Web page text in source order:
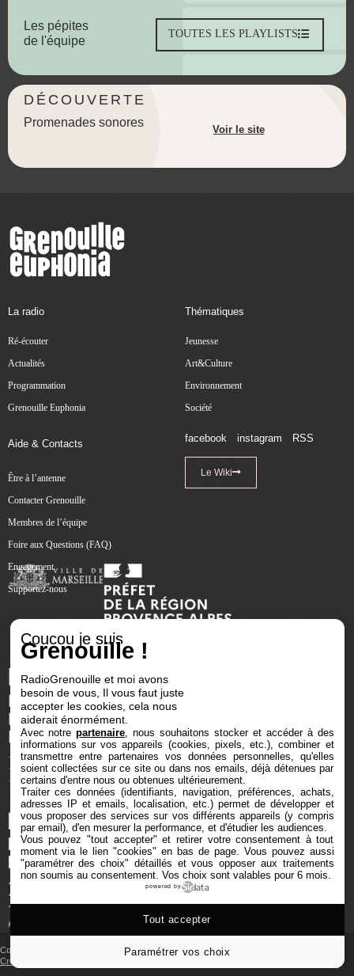
Les pépites
de l'équipe
TOUTES LES PLAYLISTS
DÉCOUVERTE
Promenades sonores
Voir le site
La radio
Ré-écouter
Actualités
Programmation
Grenouille Euphonia
Thématiques
Jeunesse
Art&Culture
Environnement
Société
Aide & Contacts
Être à l’antenne
Contacter Grenouille
Membres de l’équipe
Foire aux Questions (FAQ)
Engagement
Supportez-nous
facebook instagram RSS
Le Wiki
Copyright © 2025 Radio Grenouille tous droits réservés
Crédits et mentions
Coucou je suis
Grenouille !
RadioGrenouille et moi avons
besoin de vous, Il vous faut juste
accepter les cookies, cela nous
aiderait énormément.
Avec notrepartenaire , nous souhaitons stocker et accéder à des
informations sur vos appareils (cookies, pixels, etc.), combiner et
transmettre entre partenaires vos données personnelles, qu'elles
soient collectées sur ce site ou dans nos emails, déjà détenues par
certains d'entre nous ou obtenues ultérieurement.
Traiter ces données (identifiants, navigation, préférences, achats,
adresses IP et emails, localisation, etc.) permet de développer et
vous proposer des services sur vos différents appareils (y compris
par email), d'en mesurer la performance, et d'étudier les audiences.
Vous pouvez "tout accepter" et retirer votre consentement à tout
moment via le lien "cookies" en bas de page. Vous pouvez aussi
"paramétrer des choix" détaillés et vous opposer aux traitements
non soumis au consentement. Vos choix sont valables pour 6 mois.
powered by
Paramétrer vos choix
Tout accepter